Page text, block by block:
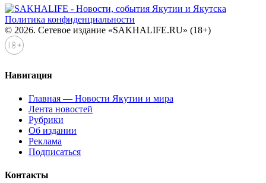
Политика конфиденциальности
© 2026. Сетевое издание «SAKHALIFE.RU» (18+)
Навигация
Главная — Новости Якутии и мира
Лента новостей
Рубрики
Об издании
Реклама
Подписаться
Контакты